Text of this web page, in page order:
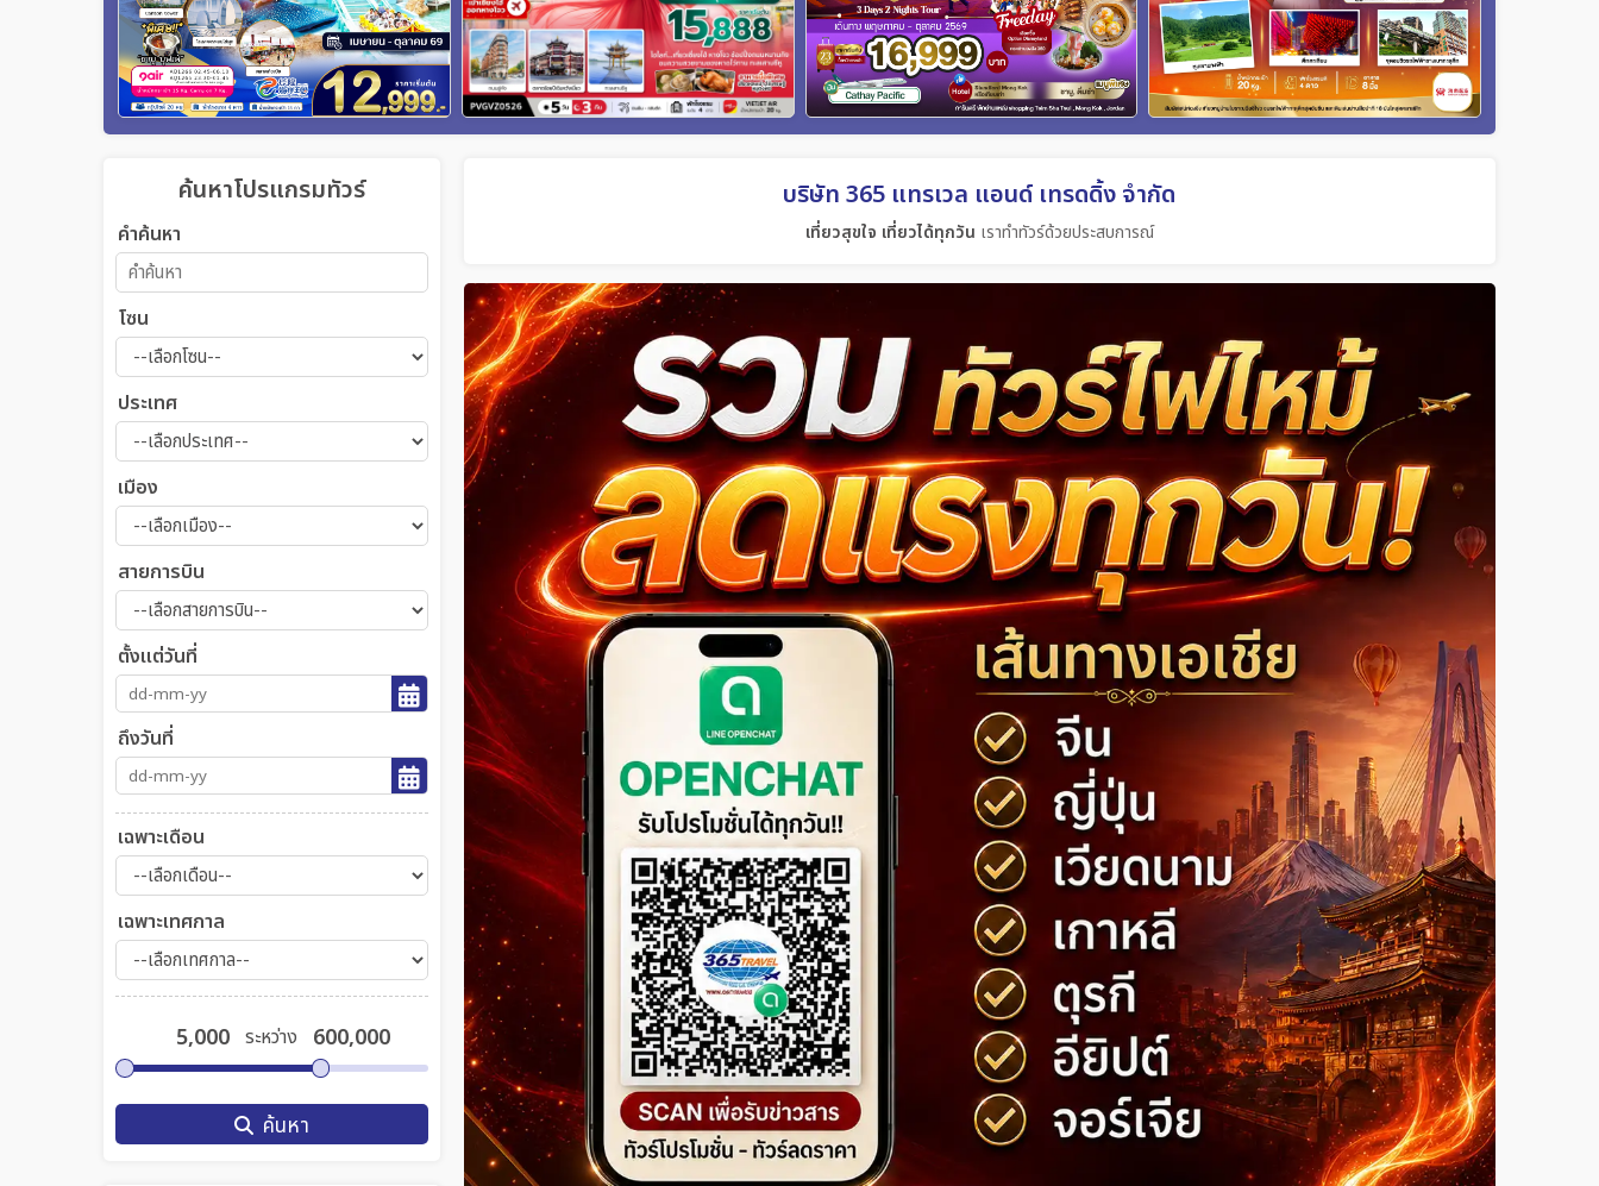
ค้นหาโปรแกรมทัวร์
คำค้นหา
โซน
ประเทศ
เมือง
สายการบิน
ตั้งแต่วันที่
ถึงวันที่
เฉพาะเดือน
เฉพาะเทศกาล
ระหว่าง
ค้นหา
บริษัท 365 แทรเวล แอนด์ เทรดดิ้ง จำกัด
เที่ยวสุขใจ เที่ยวได้ทุกวัน เราทำทัวร์ด้วยประสบการณ์